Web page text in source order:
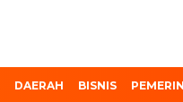
DAERAH BISNIS